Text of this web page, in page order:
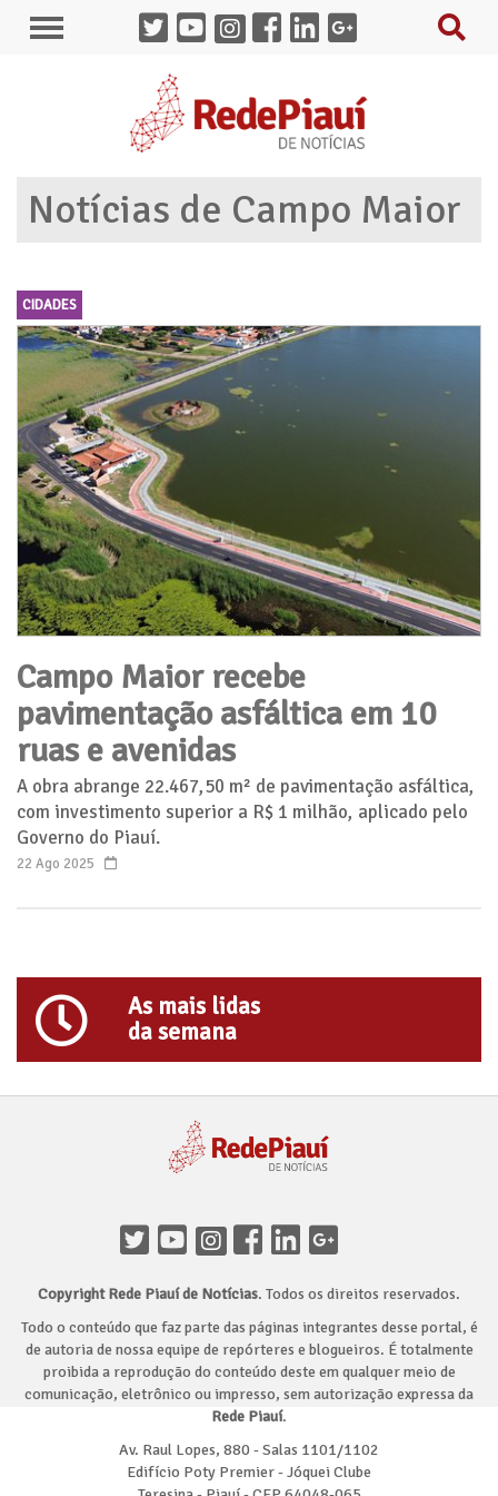
Notícias de Campo Maior
CIDADES
Campo Maior recebe
pavimentação asfáltica em 10
ruas e avenidas
A obra abrange 22.467,50 m² de pavimentação asfáltica,
com investimento superior a R$ 1 milhão, aplicado pelo
Governo do Piauí.
22 Ago 2025
As mais lidas
da semana
Copyright Rede Piauí de Notícias. Todos os direitos reservados.
Todo o conteúdo que faz parte das páginas integrantes desse portal, é
de autoria de nossa equipe de repórteres e blogueiros. É totalmente
proibida a reprodução do conteúdo deste em qualquer meio de
comunicação, eletrônico ou impresso, sem autorização expressa da
Rede Piauí.
Av. Raul Lopes, 880 - Salas 1101/1102
Edifício Poty Premier - Jóquei Clube